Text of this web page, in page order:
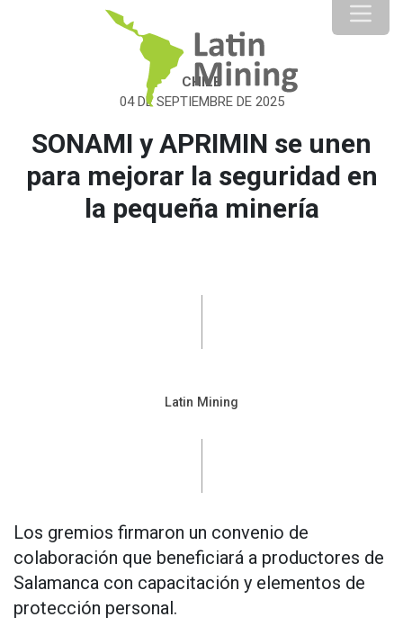
CHILE
04 DE SEPTIEMBRE DE 2025
SONAMI y APRIMIN se unen
para mejorar la seguridad en
la pequeña minería
Latin Mining
Los gremios firmaron un convenio de
colaboración que beneficiará a productores de
Salamanca con capacitación y elementos de
protección personal.